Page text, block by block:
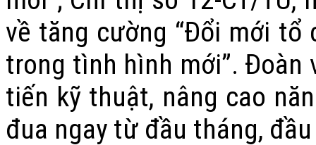
về tăng cường “Đổi mới tổ
trong tình hình mới”. Đoàn
tiến kỹ thuật, nâng cao
đua ngay từ đầu tháng,